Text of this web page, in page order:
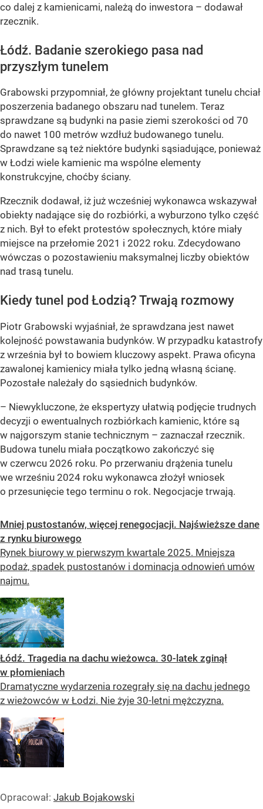
co dalej z kamienicami, należą do inwestora – dodawał
rzecznik.
Łódź. Badanie szerokiego pasa nad
przyszłym tunelem
Grabowski przypomniał, że główny projektant tunelu chciał
poszerzenia badanego obszaru nad tunelem. Teraz
sprawdzane są budynki na pasie ziemi szerokości od 70
do nawet 100 metrów wzdłuż budowanego tunelu.
Sprawdzane są też niektóre budynki sąsiadujące, ponieważ
w Łodzi wiele kamienic ma wspólne elementy
konstrukcyjne, choćby ściany.
Rzecznik dodawał, iż już wcześniej wykonawca wskazywał
obiekty nadające się do rozbiórki, a wyburzono tylko część
z nich. Był to efekt protestów społecznych, które miały
miejsce na przełomie 2021 i 2022 roku. Zdecydowano
wówczas o pozostawieniu maksymalnej liczby obiektów
nad trasą tunelu.
Kiedy tunel pod Łodzią? Trwają rozmowy
Piotr Grabowski wyjaśniał, że sprawdzana jest nawet
kolejność powstawania budynków. W przypadku katastrofy
z września był to bowiem kluczowy aspekt. Prawa oficyna
zawalonej kamienicy miała tylko jedną własną ścianę.
Pozostałe należały do sąsiednich budynków.
– Niewykluczone, że ekspertyzy ułatwią podjęcie trudnych
decyzji o ewentualnych rozbiórkach kamienic, które są
w najgorszym stanie technicznym – zaznaczał rzecznik.
Budowa tunelu miała początkowo zakończyć się
w czerwcu 2026 roku. Po przerwaniu drążenia tunelu
we wrześniu 2024 roku wykonawca złożył wniosek
o przesunięcie tego terminu o rok. Negocjacje trwają.
Mniej pustostanów, więcej renegocjacji. Najświeższe dane
z rynku biurowego
Rynek biurowy w pierwszym kwartale 2025. Mniejsza
podaż, spadek pustostanów i dominacja odnowień umów
najmu.
Łódź. Tragedia na dachu wieżowca. 30-latek zginął
w płomieniach
Dramatyczne wydarzenia rozegrały się na dachu jednego
z wieżowców w Łodzi. Nie żyje 30-letni mężczyzna.
Opracował: Jakub Bojakowski